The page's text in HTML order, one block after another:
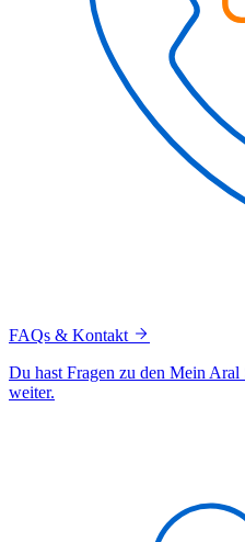
FAQs & Kontakt
Du hast Fragen zu den Mein
weiter.